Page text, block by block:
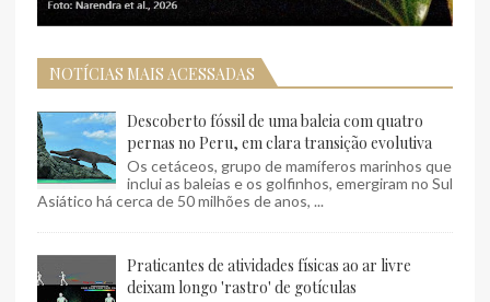
NOTÍCIAS MAIS ACESSADAS
Descoberto fóssil de uma baleia com quatro
pernas no Peru, em clara transição evolutiva
Os cetáceos, grupo de mamíferos marinhos que
inclui as baleias e os golfinhos, emergiram no Sul
Asiático há cerca de 50 milhões de anos, ...
Praticantes de atividades físicas ao ar livre
deixam longo 'rastro' de gotículas